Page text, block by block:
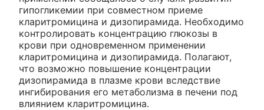
гипогликемии при совместном приеме
кларитромицина и дизопирамида. Необходимо
контролировать концентрацию глюкозы в
крови при одновременном применении
кларитромицина и дизопирамида. Полагают,
что возможно повышение концентрации
дизопирамида в плазме крови вследствие
ингибирования его метаболизма в печени под
влиянием кларитромицина.